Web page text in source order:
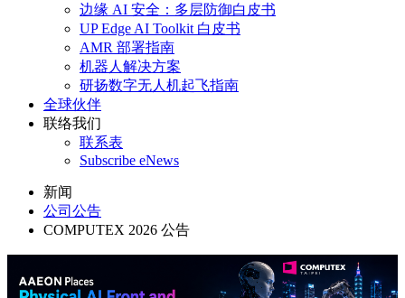
边缘 AI 安全：多层防御白皮书
UP Edge AI Toolkit 白皮书
AMR 部署指南
机器人解决方案
研扬数字无人机起飞指南
全球伙伴
联络我们
联系表
Subscribe eNews
新闻
公司公告
COMPUTEX 2026 公告